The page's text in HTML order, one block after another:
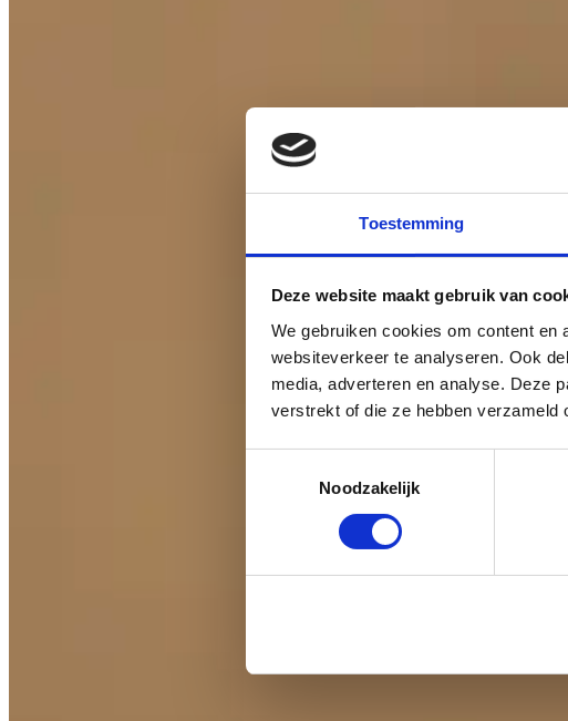
Toestemming
Deze website maakt gebruik van
We gebruiken cookies om content en
websiteverkeer te analyseren. Ook
media, adverteren en analyse. Deze
verstrekt of die ze hebben
Noodzakelijk